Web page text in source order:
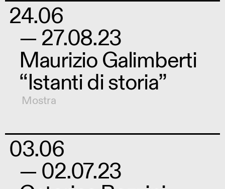
24.06
— 27.08.23
Maurizio Galimberti
“Istanti di storia”
Mostra
03.06
— 02.07.23